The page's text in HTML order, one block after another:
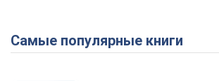
Play
Самые популярные книги